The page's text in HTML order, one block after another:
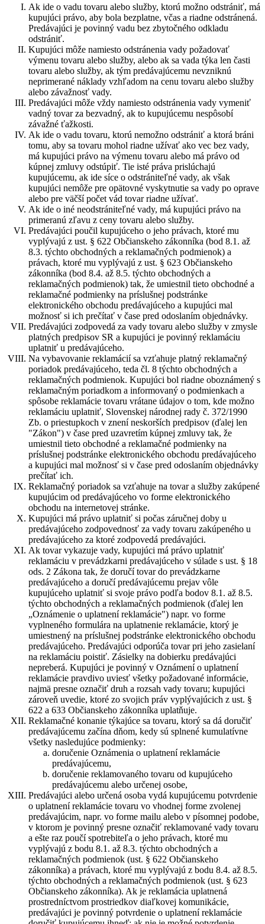
Ak ide o vadu tovaru alebo služby, ktorú možno odstrániť, má
kupujúci právo, aby bola bezplatne, včas a riadne odstránená.
Predávajúci je povinný vadu bez zbytočného odkladu
odstrániť.
Kupujúci môže namiesto odstránenia vady požadovať
výmenu tovaru alebo služby, alebo ak sa vada týka len časti
tovaru alebo služby, ak tým predávajúcemu nevzniknú
neprimerané náklady vzhľadom na cenu tovaru alebo služby
alebo závažnosť vady.
Predávajúci môže vždy namiesto odstránenia vady vymeniť
vadný tovar za bezvadný, ak to kupujúcemu nespôsobí
závažné ťažkosti.
Ak ide o vadu tovaru, ktorú nemožno odstrániť a ktorá bráni
tomu, aby sa tovaru mohol riadne užívať ako vec bez vady,
má kupujúci právo na výmenu tovaru alebo má právo od
kúpnej zmluvy odstúpiť. Tie isté práva prislúchajú
kupujúcemu, ak ide síce o odstrániteľné vady, ak však
kupujúci nemôže pre opätovné vyskytnutie sa vady po oprave
alebo pre väčší počet vád tovar riadne užívať.
Ak ide o iné neodstrániteľné vady, má kupujúci právo na
primeranú zľavu z ceny tovaru alebo služby.
Predávajúci poučil kupujúceho o jeho právach, ktoré mu
vyplývajú z ust. § 622 Občianskeho zákonníka (bod 8.1. až
8.3. týchto obchodných a reklamačných podmienok) a
právach, ktoré mu vyplývajú z ust. § 623 Občianskeho
zákonníka (bod 8.4. až 8.5. týchto obchodných a
reklamačných podmienok) tak, že umiestnil tieto obchodné a
reklamačné podmienky na príslušnej podstránke
elektronického obchodu predávajúceho a kupujúci mal
možnosť si ich prečítať v čase pred odoslaním objednávky.
Predávajúci zodpovedá za vady tovaru alebo služby v zmysle
platných predpisov SR a kupujúci je povinný reklamáciu
uplatniť u predávajúceho.
Na vybavovanie reklamácií sa vzťahuje platný reklamačný
poriadok predávajúceho, teda čl. 8 týchto obchodných a
reklamačných podmienok. Kupujúci bol riadne oboznámený s
reklamačným poriadkom a informovaný o podmienkach a
spôsobe reklamácie tovaru vrátane údajov o tom, kde možno
reklamáciu uplatniť, Slovenskej národnej rady č. 372/1990
Zb. o priestupkoch v znení neskorších predpisov (ďalej len
"Zákon") v čase pred uzavretím kúpnej zmluvy tak, že
umiestnil tieto obchodné a reklamačné podmienky na
príslušnej podstránke elektronického obchodu predávajúceho
a kupujúci mal možnosť si v čase pred odoslaním objednávky
prečítať ich.
Reklamačný poriadok sa vzťahuje na tovar a služby zakúpené
kupujúcim od predávajúceho vo forme elektronického
obchodu na internetovej stránke.
Kupujúci má právo uplatniť si počas záručnej doby u
predávajúceho zodpovednosť za vady tovaru zakúpeného u
predávajúceho za ktoré zodpovedá predávajúci.
Ak tovar vykazuje vady, kupujúci má právo uplatniť
reklamáciu v prevádzkarni predávajúceho v súlade s ust. § 18
ods. 2 Zákona tak, že doručí tovar do prevádzkarne
predávajúceho a doručí predávajúcemu prejav vôle
kupujúceho uplatniť si svoje právo podľa bodov 8.1. až 8.5.
týchto obchodných a reklamačných podmienok (ďalej len
„Oznámenie o uplatnení reklamácie") napr. vo forme
vyplneného formulára na uplatnenie reklamácie, ktorý je
umiestnený na príslušnej podstránke elektronického obchodu
predávajúceho. Predávajúci odporúča tovar pri jeho zasielaní
na reklamáciu poistiť. Zásielky na dobierku predávajúci
nepreberá. Kupujúci je povinný v Oznámení o uplatnení
reklamácie pravdivo uviesť všetky požadované informácie,
najmä presne označiť druh a rozsah vady tovaru; kupujúci
zároveň uvedie, ktoré zo svojich práv vyplývajúcich z ust. §
622 a 633 Občianskeho zákonníka uplatňuje.
Reklamačné konanie týkajúce sa tovaru, ktorý sa dá doručiť
predávajúcemu začína dňom, kedy sú splnené kumulatívne
všetky nasledujúce podmienky:
doručenie Oznámenia o uplatnení reklamácie
predávajúcemu,
doručenie reklamovaného tovaru od kupujúceho
predávajúcemu alebo určenej osobe,
Predávajúci alebo určená osoba vydá kupujúcemu potvrdenie
o uplatnení reklamácie tovaru vo vhodnej forme zvolenej
predávajúcim, napr. vo forme mailu alebo v písomnej podobe,
v ktorom je povinný presne označiť reklamované vady tovaru
a ešte raz poučí spotrebiteľa o jeho právach, ktoré mu
vyplývajú z bodu 8.1. až 8.3. týchto obchodných a
reklamačných podmienok (ust. § 622 Občianskeho
zákonníka) a právach, ktoré mu vyplývajú z bodu 8.4. až 8.5.
týchto obchodných a reklamačných podmienok (ust. § 623
Občianskeho zákonníka). Ak je reklamácia uplatnená
prostredníctvom prostriedkov diaľkovej komunikácie,
predávajúci je povinný potvrdenie o uplatnení reklamácie